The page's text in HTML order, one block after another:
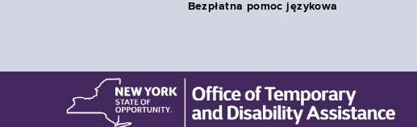
Bezpłatna pomoc językowa